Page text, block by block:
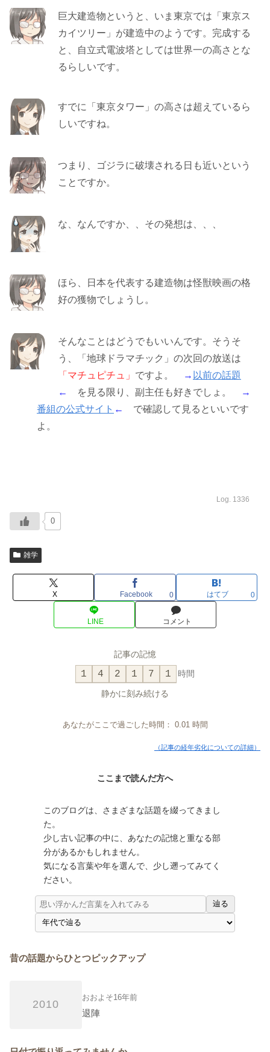
巨大建造物というと、いま東京では「東京ス
カイツリー」が建造中のようです。完成する
と、自立式電波塔としては世界一の高さとな
るらしいです。
すでに「東京タワー」の高さは超えているら
しいですね。
つまり、ゴジラに破壊される日も近いという
ことですか。
な、なんですか、、その発想は、、、
ほら、日本を代表する建造物は怪獣映画の格
好の獲物でしょうし。
そんなことはどうでもいいんです。そうそ
う、「地球ドラマチック」の次回の放送は
「マチュピチュ」 ですよ。 → 以前の話題
←
を見る限り、副主任も好きでしょ。
→
番組の公式サイト ←
で確認して見るといいです
よ。
Log. 1336
0
雑学
X Facebook 0 はてブ 0
LINE コメント
記事の記憶
1 4 2 1 7 1 時間
静かに刻み続ける
あなたがここで過ごした時間： 0.01時間
（記事の経年劣化についての詳細）
ここまで読んだ方へ
このブログは、さまざまな話題を綴ってきまし
た。
少し古い記事の中に、あなたの記憶と重なる部
分があるかもしれません。
気になる言葉や年を選んで、少し遡ってみてく
ださい。
辿る
昔の話題からひとつピックアップ
2010
おおよそ16年前
退陣